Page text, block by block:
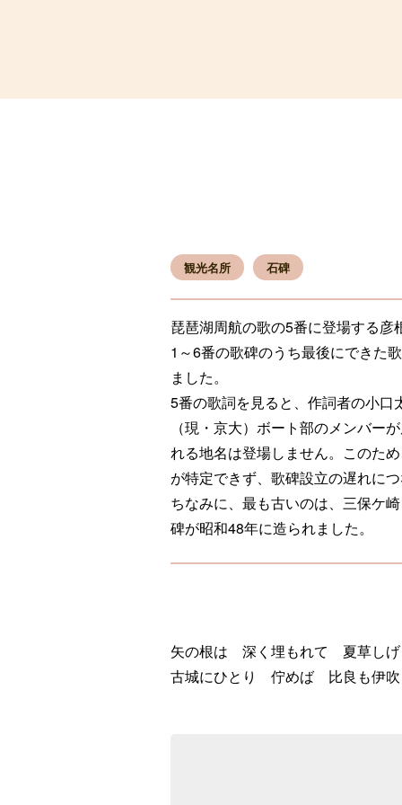
彦根観光ガイド
観光名所 石碑
琵琶湖周航の歌の5番に登場する彦
1～6番の歌碑のうち最後にできた
ました。
5番の歌詞を見ると、作詞者の小口
（現・京大）ボート部のメンバー
れる地名は登場しません。このた
が特定できず、歌碑設立の遅れにつ
ちなみに、最も古いのは、三保ケ
碑が昭和48年に造られました。
矢の根は 深く埋もれて 夏草し
古城にひとり 佇めば 比良も伊